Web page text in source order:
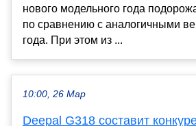
нового модельного года
по сравнению с аналогичными
года. При этом из ...
10:00, 26 Мар
Deepal G318 составит